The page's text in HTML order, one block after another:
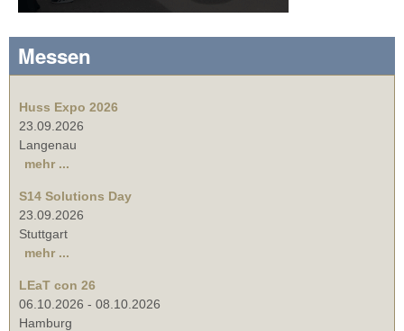
Messen
Huss Expo 2026
23.09.2026
Langenau
mehr ...
S14 Solutions Day
23.09.2026
Stuttgart
mehr ...
LEaT con 26
06.10.2026 - 08.10.2026
Hamburg